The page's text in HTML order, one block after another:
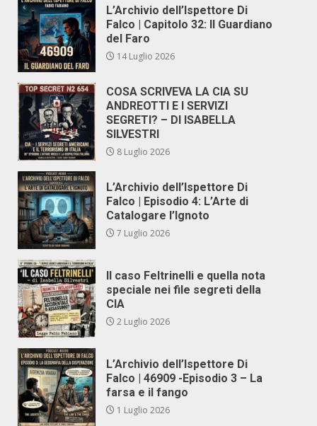
L’Archivio dell’Ispettore Di
Falco | Capitolo 32: Il Guardiano
del Faro
14 Luglio 2026
COSA SCRIVEVA LA CIA SU
ANDREOTTI E I SERVIZI
SEGRETI? – DI ISABELLA
SILVESTRI
8 Luglio 2026
L’Archivio dell’Ispettore Di
Falco | Episodio 4: L’Arte di
Catalogare l’Ignoto
7 Luglio 2026
Il caso Feltrinelli e quella nota
speciale nei file segreti della
CIA
2 Luglio 2026
L’Archivio dell’Ispettore Di
Falco | 46909 -Episodio 3 – La
farsa e il fango
1 Luglio 2026